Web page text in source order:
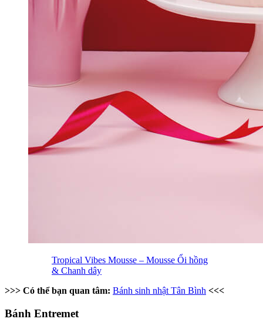
Tropical Vibes Mousse – Mousse Ổi hồng
& Chanh dây
>>> Có thể bạn quan tâm: Bánh sinh nhật Tân Bình <<<
Bánh Entremet